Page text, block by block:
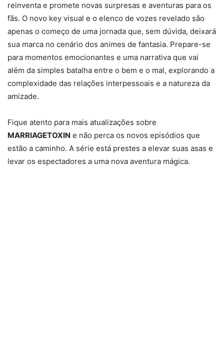
reinventa e promete novas surpresas e aventuras para os
fãs. O novo key visual e o elenco de vozes revelado são
apenas o começo de uma jornada que, sem dúvida, deixará
sua marca no cenário dos animes de fantasia. Prepare-se
para momentos emocionantes e uma narrativa que vai
além da simples batalha entre o bem e o mal, explorando a
complexidade das relações interpessoais e a natureza da
amizade.
Fique atento para mais atualizações sobre
MARRIAGETOXIN e não perca os novos episódios que
estão a caminho. A série está prestes a elevar suas asas e
levar os espectadores a uma nova aventura mágica.